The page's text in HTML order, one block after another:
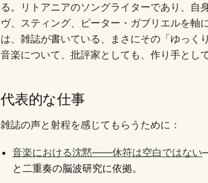
る。リトアニアのソングライターであり、
ヴ、スティング、ピーター・ガブリエルを
は、雑誌が書いている、まさにその「ゆっく
音楽について、批評家としても、作り手とし
代表的な仕事
雑誌の声と射程を感じてもらうために：
音楽における沈黙——休符は空白ではない
と二重奏の脳波研究に依拠。